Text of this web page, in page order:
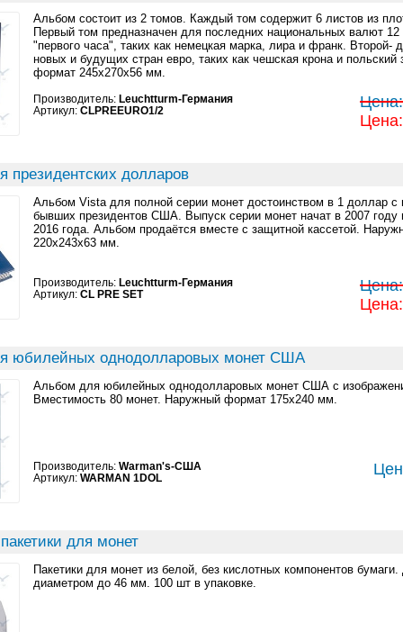
Альбом состоит из 2 томов. Каждый том содержит 6 листов из
Первый том предназначен для последних национальных валют 12
"первого часа", таких как немецкая марка, лира и франк. Второй-
новых и будущих стран евро, таких как чешская крона и
формат 245x270x56 мм.
Производитель: Leuchtturm-Германия
Артикул: CLPREEURO1/2
президентских долларов
Альбом Vista для полной серии монет достоинством в 1 доллар с
бывших президентов США. Выпуск серии монет начат в 2007 году
2016 года. Альбом продаётся вместе с защитной кассетой.
220x243x63 мм.
Производитель: Leuchtturm-Германия
Артикул: CL PRE SET
юбилейных однодолларовых монет США
Альбом для юбилейных однодолларовых монет США с
Вместимость 80 монет. Наружный формат 175x240 мм.
Производитель: Warman's-США
Артикул: WARMAN 1DOL
для монет
Пакетики для монет из белой, без кислотных компонентов
диаметром до 46 мм. 100 шт в упаковке.